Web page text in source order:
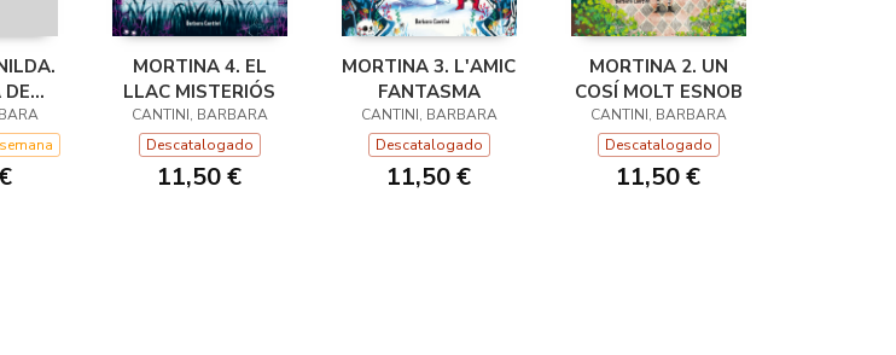
MORTINA 4. EL
LLAC MISTERIÓS
CANTINI, BARBARA
Descatalogado
11,50 €
MORTINA 3. L'AMIC
FANTASMA
CANTINI, BARBARA
Descatalogado
11,50 €
MORTINA 2. UN
COSÍ MOLT ESNOB
CANTINI, BARBARA
Descatalogado
11,50 €